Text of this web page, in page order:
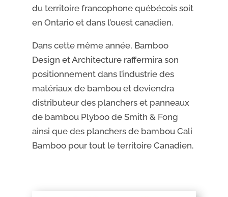
du territoire francophone québécois soit
en Ontario et dans l’ouest canadien.
Dans cette même année, Bamboo
Design et Architecture raffermira son
positionnement dans l’industrie des
matériaux de bambou et deviendra
distributeur des planchers et panneaux
de bambou Plyboo de Smith & Fong
ainsi que des planchers de bambou Cali
Bamboo pour tout le territoire Canadien.